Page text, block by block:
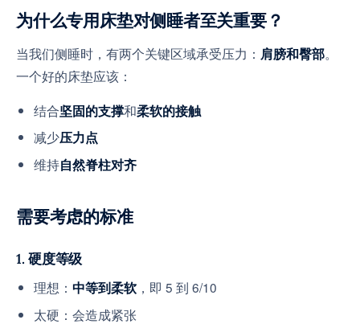
为什么专用床垫对侧睡者至关重要？
当我们侧睡时，有两个关键区域承受压力： 肩膀和臀部。
一个好的床垫应该：
结合坚固的支撑和柔软的接触
减少压力点
维持自然脊柱对齐
需要考虑的标准
1. 硬度等级
理想：中等到柔软 ，即 5 到 6/10
太硬：会造成紧张